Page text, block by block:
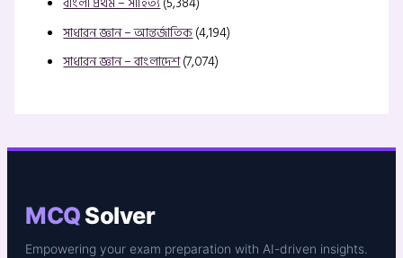
সাধারন জ্ঞান – আন্তর্জাতিক(4,194)
সাধারন জ্ঞান – বাংলাদেশ(7,074)
MCQSolver
Empowering your exam preparation with AI-driven insights.